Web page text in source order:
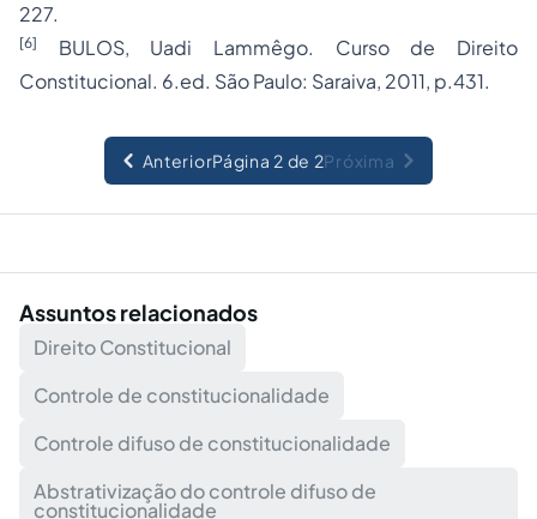
227.
[6]
BULOS, Uadi Lammêgo. Curso de Direito
Constitucional. 6.ed. São Paulo: Saraiva, 2011, p.431.
AnteriorPágina 2 de 2Próxima
Assuntos relacionados
Direito Constitucional
Controle de constitucionalidade
Controle difuso de constitucionalidade
Abstrativização do controle difuso de
constitucionalidade